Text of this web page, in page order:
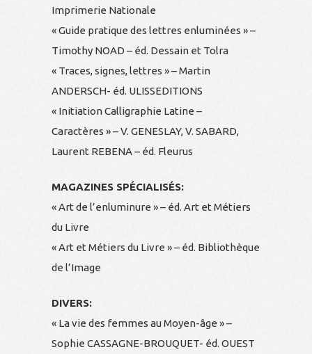
Imprimerie Nationale
« Guide pratique des lettres enluminées » –
Timothy NOAD – éd. Dessain et Tolra
« Traces, signes, lettres » – Martin
ANDERSCH- éd. ULISSEDITIONS
« Initiation Calligraphie Latine –
Caractères » – V. GENESLAY, V. SABARD,
Laurent REBENA – éd. Fleurus
MAGAZINES SPÉCIALISÉS:
« Art de l’enluminure » – éd. Art et Métiers
du Livre
« Art et Métiers du Livre » – éd. Bibliothèque
de l’Image
DIVERS:
« La vie des femmes au Moyen-âge » –
Sophie CASSAGNE-BROUQUET- éd. OUEST